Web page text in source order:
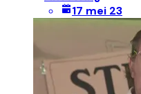
17 mei 23